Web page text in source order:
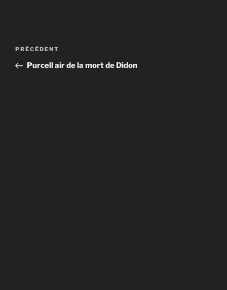
Navigation
l’article
Article
précédent
PRÉCÉDENT
Purcell air de la mort de Didon